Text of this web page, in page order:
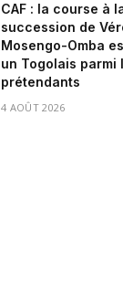
CAF : la course à
succession de
Mosengo-Omba
un Togolais parmi
prétendants
4 AOÛT 2026